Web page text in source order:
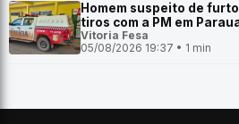
Homem suspeito de
tiros com a PM em
Vitoria Fesa
05/08/2026 19:37 • 1 min